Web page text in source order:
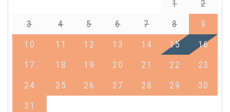
1
2
3
4 5 6 7 8
9
10
11 12 13 14 15
16
17
18 19 20 21 22
23
24
25 26 27 28 29
30
31